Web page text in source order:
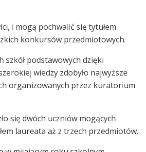
i mogą pochwalić się tytułem
konkursów przedmiotowych.
szkół podstawowych dzięki
wiedzy zdobyło najwyższe
organizowanych przez kuratorium
się dwóch uczniów mogących
laureata aż z trzech przedmiotów.